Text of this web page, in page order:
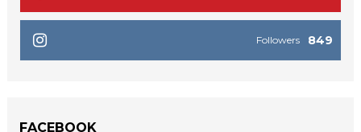
849
Followers
FACEBOOK